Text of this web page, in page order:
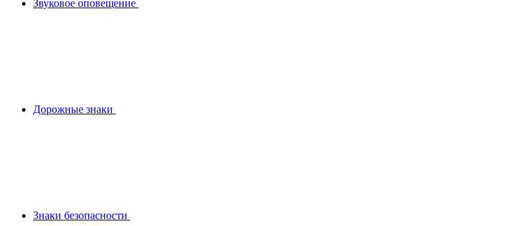
Звуковое оповещение
Дорожные знаки
Знаки безопасности